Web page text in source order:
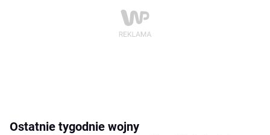
Ostatnie tygodnie wojny